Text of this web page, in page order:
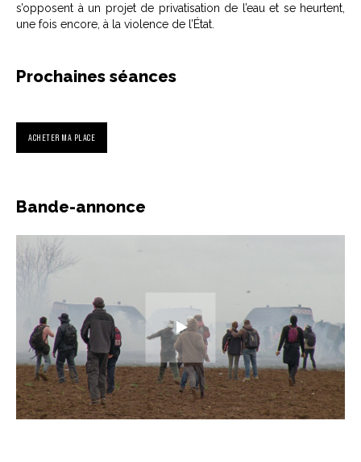
s’opposent à un projet de privatisation de l’eau et se heurtent,
une fois encore, à la violence de l’État.
Prochaines séances
ACHETER MA PLACE
Bande-annonce